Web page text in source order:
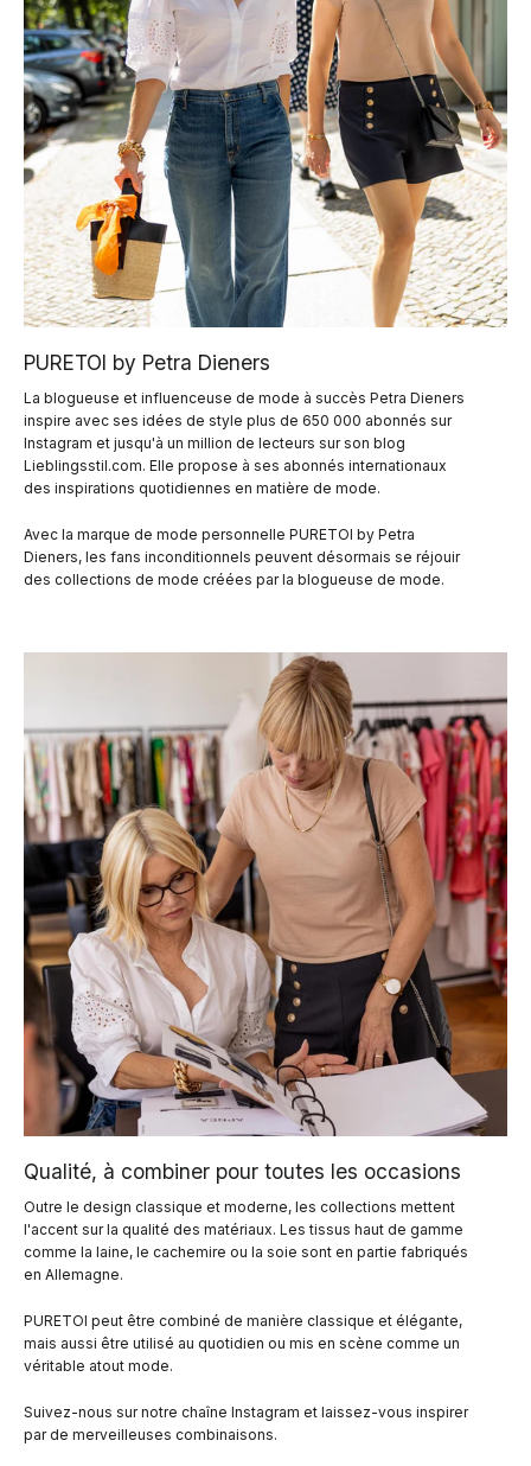
PURETOI by Petra Dieners
La blogueuse et influenceuse de mode à succès Petra Dieners
inspire avec ses idées de style plus de 650 000 abonnés sur
Instagram et jusqu'à un million de lecteurs sur son blog
Lieblingsstil.com. Elle propose à ses abonnés internationaux
des inspirations quotidiennes en matière de mode.
Avec la marque de mode personnelle PURETOI by Petra
Dieners, les fans inconditionnels peuvent désormais se réjouir
des collections de mode créées par la blogueuse de mode.
Qualité, à combiner pour toutes les occasions
Outre le design classique et moderne, les collections mettent
l'accent sur la qualité des matériaux. Les tissus haut de gamme
comme la laine, le cachemire ou la soie sont en partie fabriqués
en Allemagne.
PURETOI peut être combiné de manière classique et élégante,
mais aussi être utilisé au quotidien ou mis en scène comme un
véritable atout mode.
Suivez-nous sur notre chaîne Instagram et laissez-vous inspirer
par de merveilleuses combinaisons.